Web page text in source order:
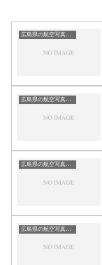
広島県の航空写真・空中写真
広島県の航空写真・空中写真
広島県の航空写真・空中写真
広島県の航空写真・空中写真